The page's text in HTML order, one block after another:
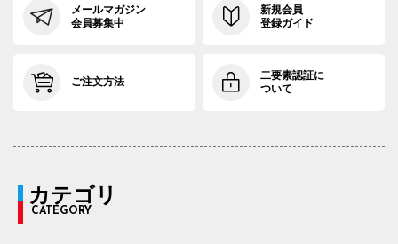
メールマガジン
会員募集中
新規会員
登録ガイド
ご注文方法
二要素認証に
ついて
カテゴリ
CATEGORY